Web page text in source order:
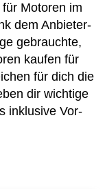
Motoren im
dem Anbieter-
gebrauchte,
kaufen für
für dich die
dir wichtige
inklusive Vor-